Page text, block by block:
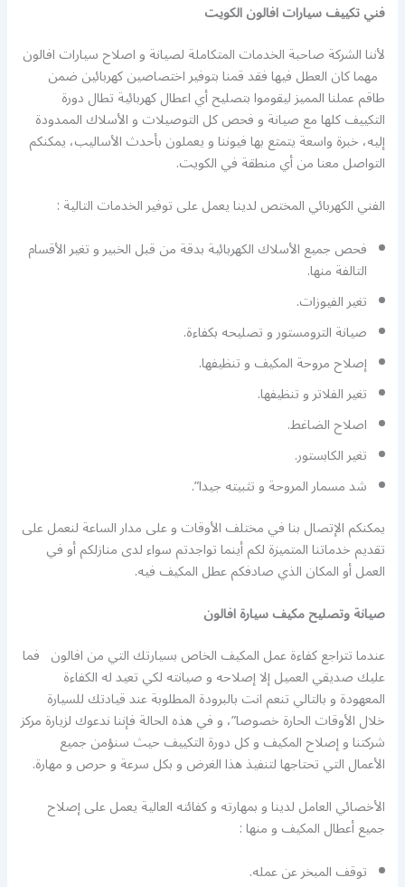
فني تكييف سيارات افالون الكويت
لأننا الشركة صاحبة الخدمات المتكاملة لصيانة و اصلاح سيارات افالون
مهما كان العطل فيها فقد قمنا بتوفير اختصاصين كهربائين ضمن
طاقم عملنا المميز ليقوموا بتصليح أي اعطال كهربائية تطال دورة
التكييف كلها مع صيانة و فحص كل التوصيلات و الأسلاك الممدودة
إليه، خبرة واسعة يتمتع بها فيوننا و يعملون بأحدث الأساليب، يمكنكم
التواصل معنا من أي منطقة في الكويت.
الفني الكهربائي المختص لدينا يعمل على توفير الخدمات التالية :
فحص جميع الأسلاك الكهربائية بدقة من قبل الخبير و تغير الأقسام
التالفة منها.
تغير الفيوزات.
صيانة الترومستور و تصليحه بكفاءة.
إصلاح مروحة المكيف و تنظيفها.
تغير الفلاتر و تنظيفها.
اصلاح الضاغط.
تغير الكابستور.
شد مسمار المروحة و تثبيته جيدا”.
يمكنكم الإتصال بنا في مختلف الأوقات و على مدار الساعة لنعمل على
تقديم خدماتنا المتميزة لكم أينما تواجدتم سواء لدى منازلكم أو في
العمل أو المكان الذي صادفكم عطل المكيف فيه.
صيانة وتصليح مكيف سيارة افالون
عندما تتراجع كفاءة عمل المكيف الخاص بسيارتك التي من افالون فما
عليك صديقي العميل إلا إصلاحه و صيانته لكي تعيد له الكفاءة
المعهودة و بالتالي تنعم انت بالبرودة المطلوبة عند قيادتك للسيارة
خلال الأوقات الحارة خصوصا”، و في هذه الحالة فإننا ندعوك لزيارة مركز
شركتنا و إصلاح المكيف و كل دورة التكييف حيث سنؤمن جميع
الأعمال التي تحتاجها لتنفيذ هذا الغرض و بكل سرعة و حرص و مهارة.
الأخصائي العامل لدينا و بمهارته و كفائته العالية يعمل على إصلاح
جميع أعطال المكيف و منها :
توقف المبخر عن عمله.